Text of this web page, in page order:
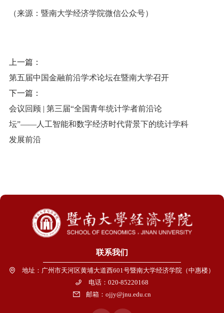
（来源：暨南大学经济学院微信公众号）
上一篇：
第五届中国金融前沿学术论坛在暨南大学召开
下一篇：
会议回顾 | 第三届“全国青年统计学者前沿论
坛”——人工智能和数字经济时代背景下的统计学科
发展前沿
联系我们
地址：广州市天河区黄埔大道西601号暨南大学经济学院（中惠楼）
电话：020-85220168
邮箱：ojjy@jnu.edu.cn